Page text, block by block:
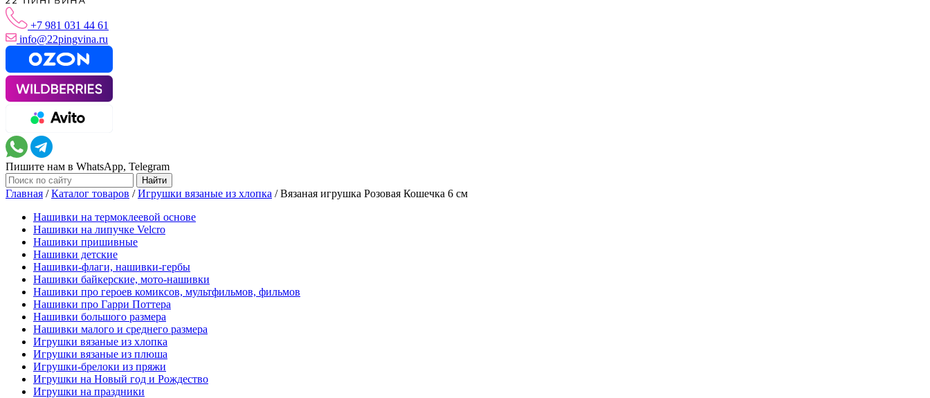
+7 981 031 44 61
info@22pingvina.ru
Пишите нам в WhatsApp, Telegram
Главная /Каталог товаров /Игрушки вязаные из хлопка /Вязаная игрушка Розовая Кошечка 6 см
Нашивки на термоклеевой основе
Нашивки на липучке Velcro
Нашивки пришивные
Нашивки детские
Нашивки-флаги, нашивки-гербы
Нашивки байкерские, мото-нашивки
Нашивки про героев комиксов, мультфильмов, фильмов
Нашивки про Гарри Поттера
Нашивки большого размера
Нашивки малого и среднего размера
Игрушки вязаные из хлопка
Игрушки вязаные из плюша
Игрушки-брелоки из пряжи
Игрушки на Новый год и Рождество
Игрушки на праздники